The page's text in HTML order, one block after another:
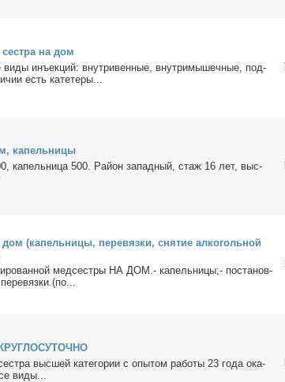
на дом
инъ­ек­ций: внут­ри­вен­ные, внут­ри­мы­шеч­ные, под­
есть ка­те­те­ры...
ка­пель­ни­цы
ка­пель­ни­ца 500. Рай­он за­пад­ный, стаж 16 лет, выс­
дом (ка­пель­ни­цы, пе­ре­вяз­ки, сня­тие ал­ко­голь­ной
мед­сест­ры НА ДОМ.- ка­пель­ни­цы;- по­ста­нов­
выс­шей ка­те­го­рии с опы­том ра­бо­ты 23 го­да ока­
ви­ды...